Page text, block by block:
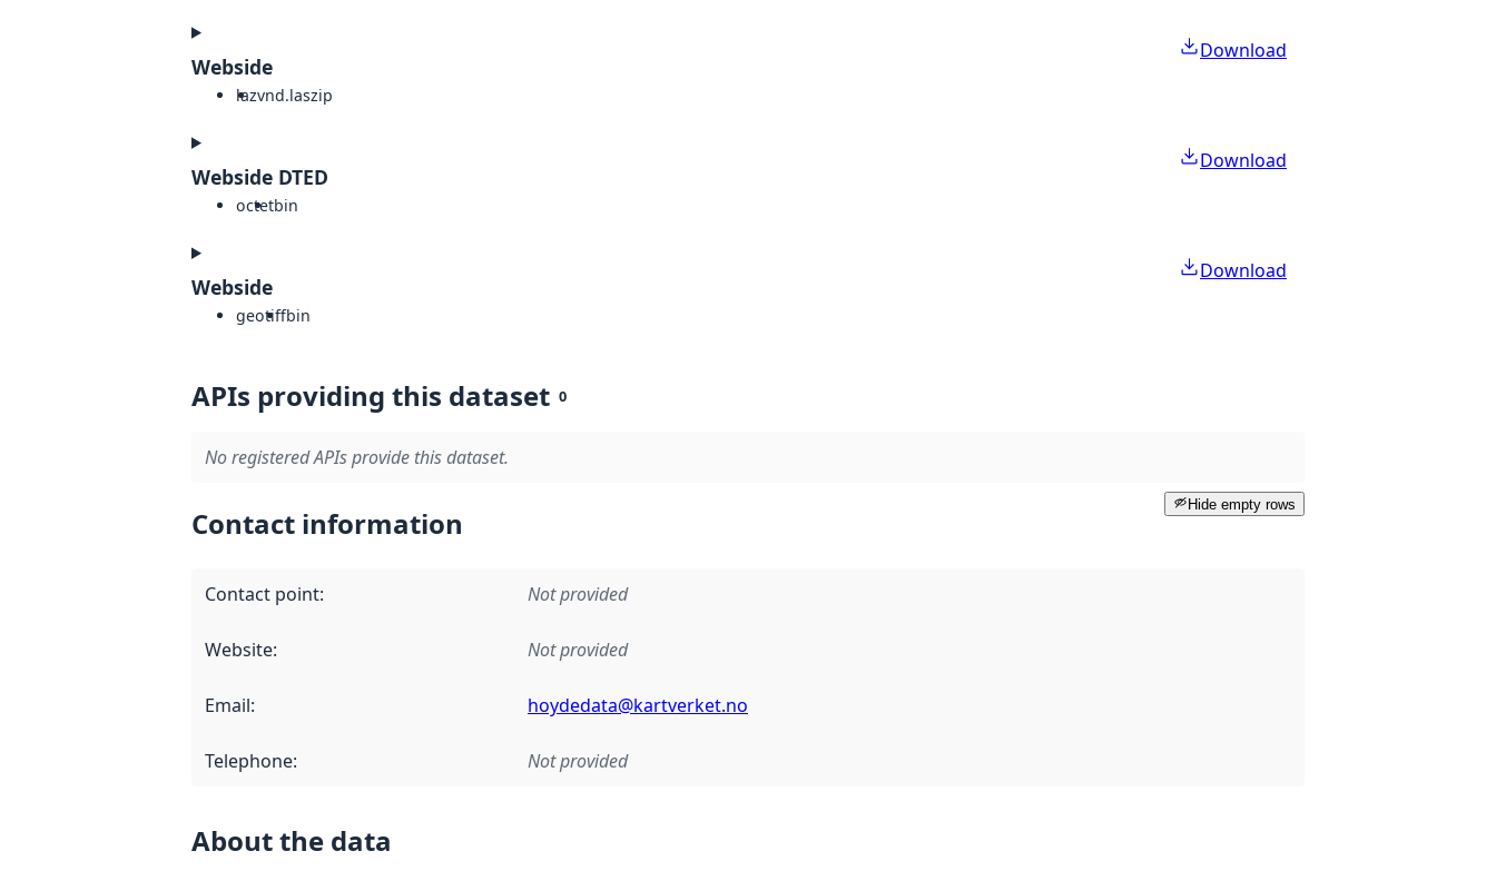
Webside
lazvnd.laszip
Download
Webside DTED
octetbin
Download
Webside
geotiffbin
Download
APIs providing this dataset 0
No registered APIs provide this dataset.
Hide empty rows
Contact information
Contact point: Not provided
Website: Not provided
Email: hoydedata@kartverket.no
Telephone: Not provided
About the data